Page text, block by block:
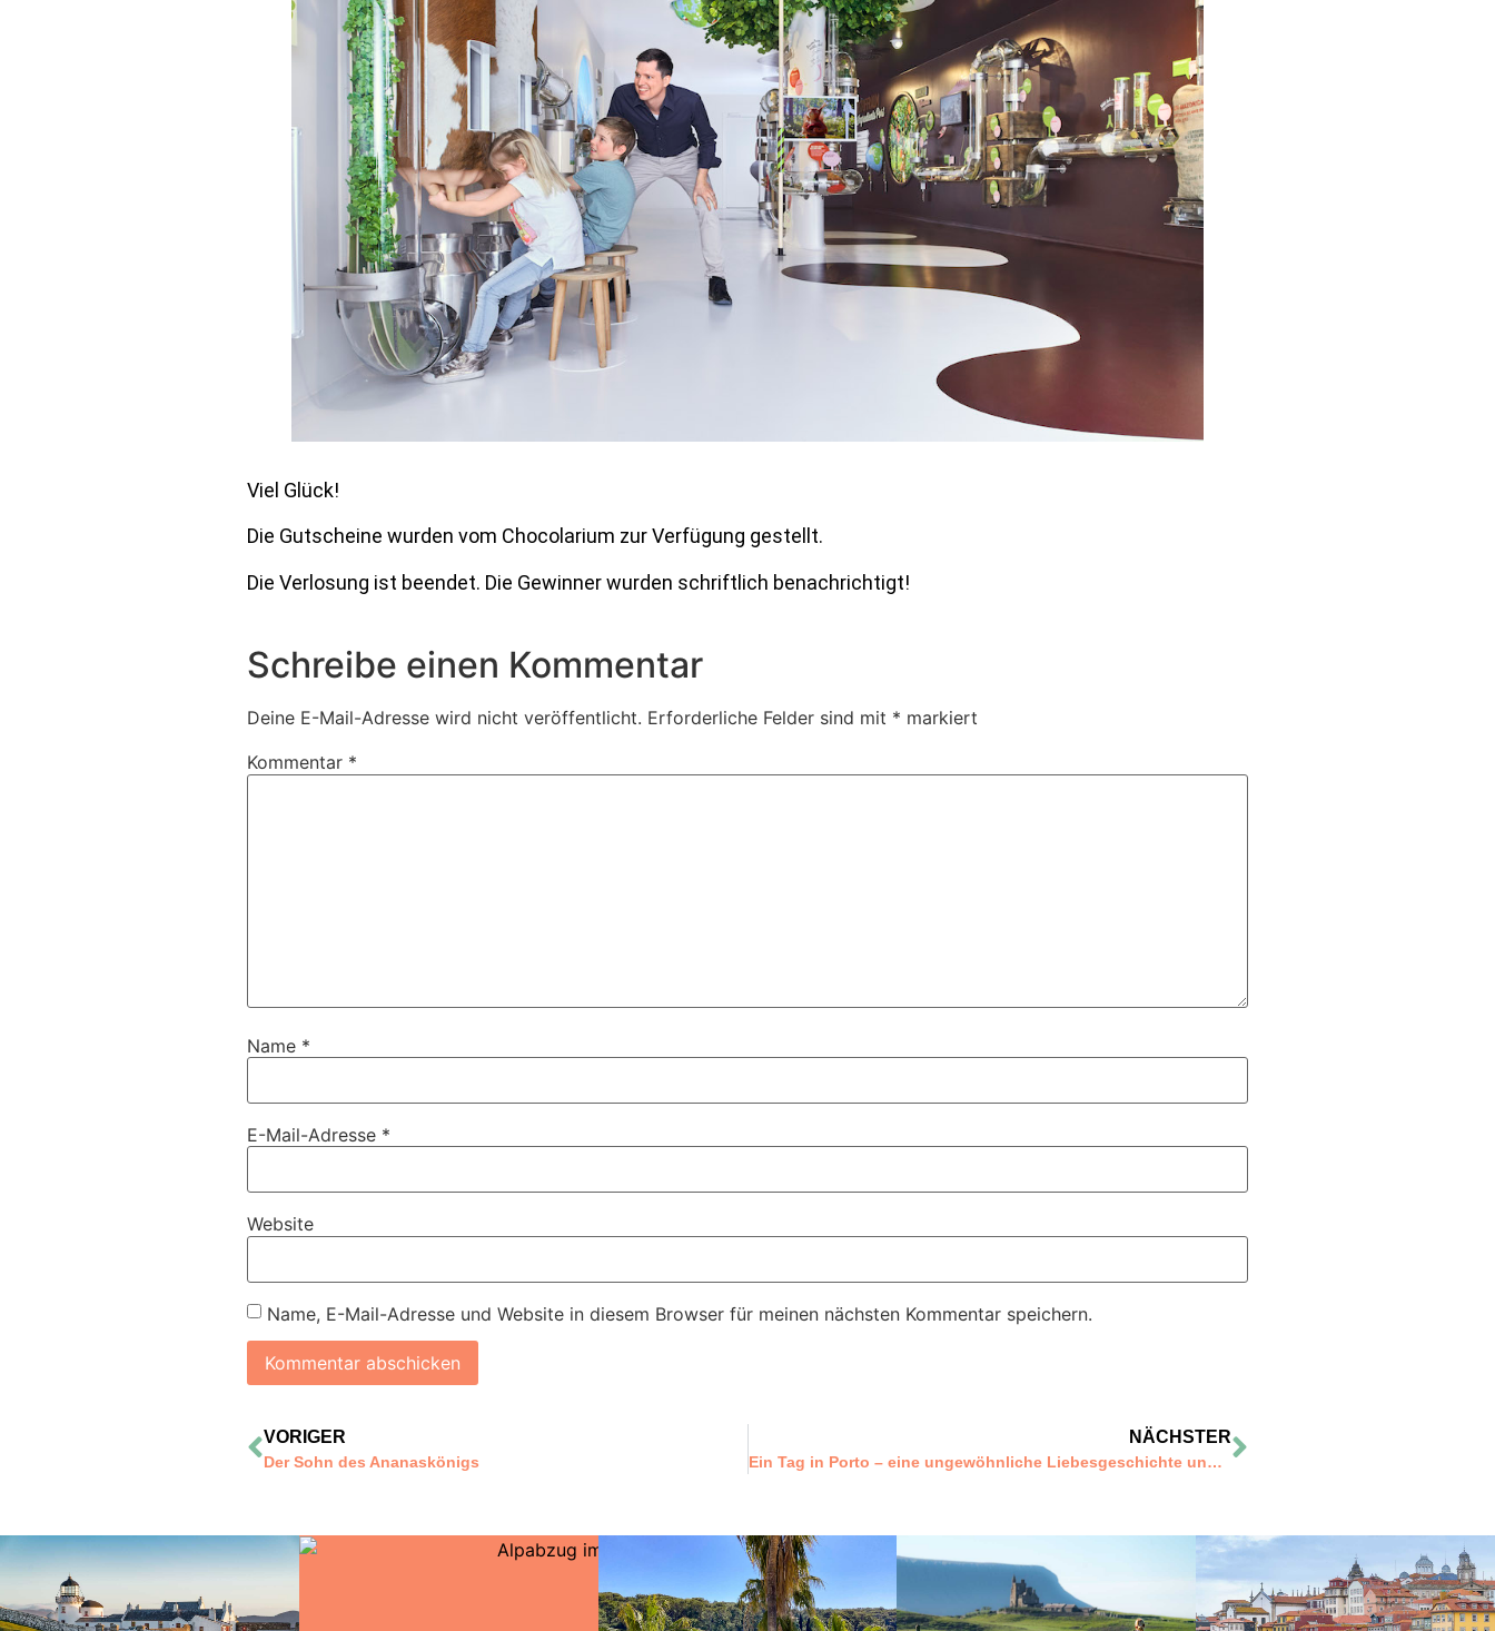
Viel Glück!
Die Gutscheine wurden vom Chocolarium zur Verfügung gestellt.
Die Verlosung ist beendet. Die Gewinner wurden schriftlich benachrichtigt!
Schreibe einen Kommentar
Deine E-Mail-Adresse wird nicht veröffentlicht. Erforderliche Felder sind mit * markiert
Kommentar *
Name *
E-Mail-Adresse *
Website
Name, E-Mail-Adresse und Website in diesem Browser für meinen nächsten Kommentar speichern.
VORIGER
Der Sohn des Ananaskönigs
NÄCHSTER
Ein Tag in Porto – eine ungewöhnliche Liebesgeschichte und ein kleiner Stadtführer